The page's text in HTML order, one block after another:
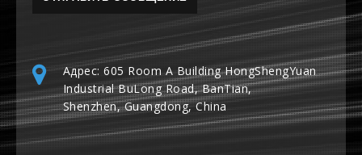
Адрес: 605 Room A Building HongShengYuan
Industrial BuLong Road, BanTian,
Shenzhen, Guangdong, China